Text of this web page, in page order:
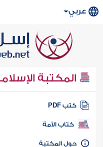
عربي
المكتبة
كتب PDF
كتاب الأمة